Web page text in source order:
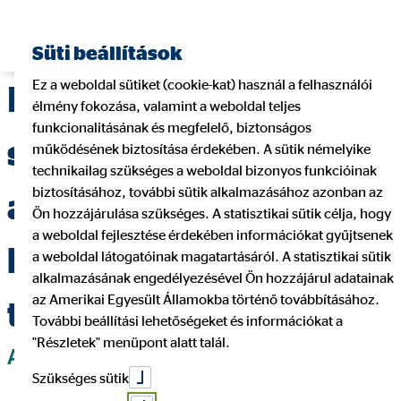
INFORMÁCIÓK a
szolgáltatások
akadálymentességi
követelményeinek
teljesítéséről
AKADÁLYMENTESSÉGI
Süti beállítások
Ez a weboldal sütiket (cookie-kat) használ a felhasználói
élmény fokozása, valamint a weboldal teljes
funkcionalitásának és megfelelő, biztonságos
működésének biztosítása érdekében. A sütik némelyike
technikailag szükséges a weboldal bizonyos funkcióinak
biztosításához, további sütik alkalmazásához azonban az
Ön hozzájárulása szükséges. A statisztikai sütik célja, hogy
a weboldal fejlesztése érdekében információkat gyűjtsenek
a weboldal látogatóinak magatartásáról. A statisztikai sütik
alkalmazásának engedélyezésével Ön hozzájárul adatainak
az Amerikai Egyesült Államokba történő továbbításához.
További beállítási lehetőségeket és információkat a
"Részletek" menüpont alatt talál.
Szükséges sütik